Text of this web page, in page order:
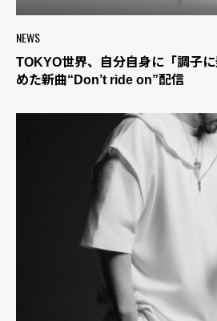
NEWS
TOKYO世界、自分自身に「調子
めた新曲“Don’t ride on”配信